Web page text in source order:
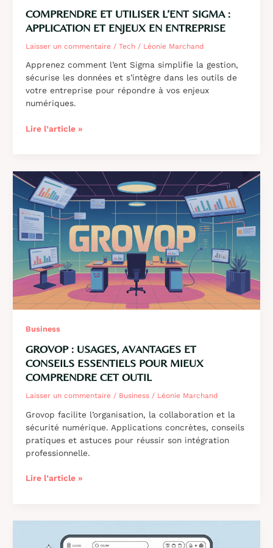
COMPRENDRE ET UTILISER L’ENT SIGMA :
APPLICATION ET ENJEUX EN ENTREPRISE
Laisser un commentaire / Tech/ Léonie Marchand
Apprenez comment l’ent Sigma simplifie la gestion,
sécurise les données et s’intègre dans les outils de
votre entreprise pour répondre à vos enjeux
numériques.
Comprendre
Sigma
application
et
enjeux
en
entreprise
Lire l’article »
Business
GROVOP : USAGES, AVANTAGES ET
CONSEILS ESSENTIELS POUR MIEUX
COMPRENDRE CET OUTIL
Laisser un commentaire / Business/ Léonie Marchand
Grovop facilite l’organisation, la collaboration et la
sécurité numérique. Applications concrètes, conseils
pratiques et astuces pour réussir son intégration
professionnelle.
Grovop
Lire l’article »